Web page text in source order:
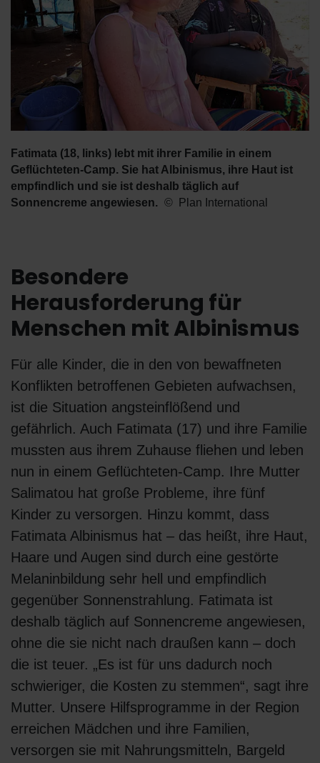
Fatimata (18, links) lebt mit ihrer Familie in einem
Geflüchteten-Camp. Sie hat Albinismus, ihre Haut ist
empfindlich und sie ist deshalb täglich auf
Sonnencreme angewiesen.
Plan International
Besondere
Herausforderung für
Menschen mit Albinismus
Für alle Kinder, die in den von bewaffneten
Konflikten betroffenen Gebieten aufwachsen,
ist die Situation angsteinflößend und
gefährlich. Auch Fatimata (17) und ihre Familie
mussten aus ihrem Zuhause fliehen und leben
nun in einem Geflüchteten-Camp. Ihre Mutter
Salimatou hat große Probleme, ihre fünf
Kinder zu versorgen. Hinzu kommt, dass
Fatimata Albinismus hat – das heißt, ihre Haut,
Haare und Augen sind durch eine gestörte
Melaninbildung sehr hell und empfindlich
gegenüber Sonnenstrahlung. Fatimata ist
deshalb täglich auf Sonnencreme angewiesen,
ohne die sie nicht nach draußen kann – doch
die ist teuer. „Es ist für uns dadurch noch
schwieriger, die Kosten zu stemmen“, sagt ihre
Mutter. Unsere Hilfsprogramme in der Region
erreichen Mädchen und ihre Familien,
versorgen sie mit Nahrungsmitteln, Bargeld